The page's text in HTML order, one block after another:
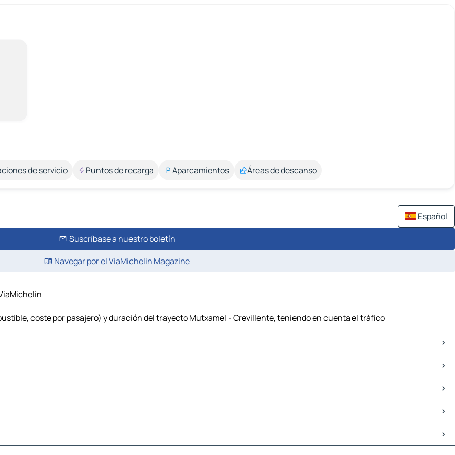
de servicio Puntos de recarga Aparcamientos Áreas de descanso
Español
Suscríbase a nuestro boletín
Navegar por el ViaMichelin Magazine
coste por pasajero) y duración del trayecto Mutxamel - Crevillente, teniendo en cuenta el tráfico